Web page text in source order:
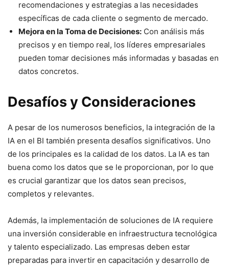
recomendaciones y estrategias a las necesidades
específicas de cada cliente o segmento de mercado.
Mejora en la Toma de Decisiones: Con análisis más
precisos y en tiempo real, los líderes empresariales
pueden tomar decisiones más informadas y basadas en
datos concretos.
Desafíos y Consideraciones
A pesar de los numerosos beneficios, la integración de la
IA en el BI también presenta desafíos significativos. Uno
de los principales es la calidad de los datos. La IA es tan
buena como los datos que se le proporcionan, por lo que
es crucial garantizar que los datos sean precisos,
completos y relevantes.
Además, la implementación de soluciones de IA requiere
una inversión considerable en infraestructura tecnológica
y talento especializado. Las empresas deben estar
preparadas para invertir en capacitación y desarrollo de